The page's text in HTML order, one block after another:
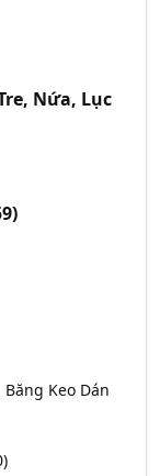
Nứa, Lục
Băng Keo Dán